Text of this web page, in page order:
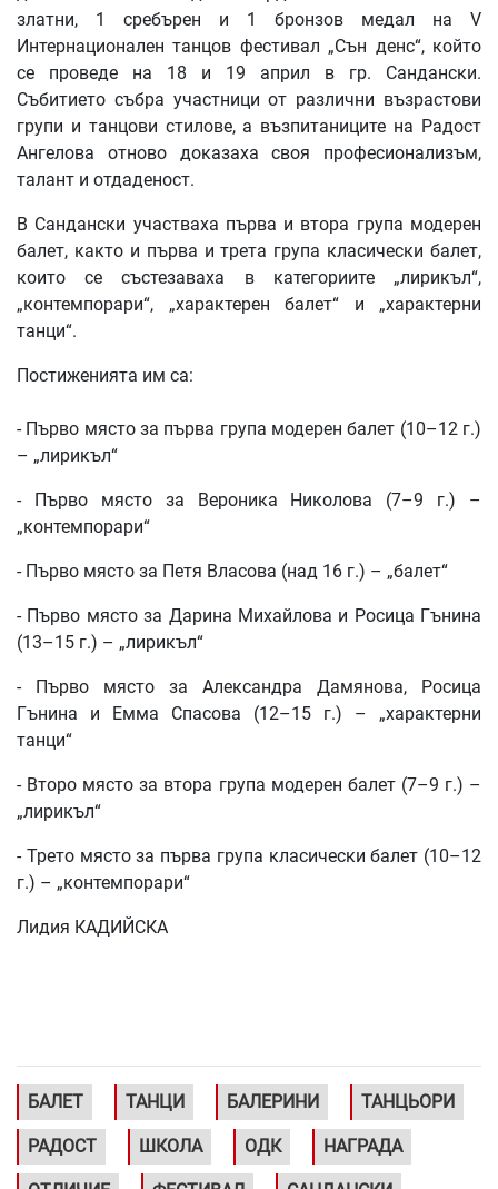
златни, 1 сребърен и 1 бронзов медал на V
Интернационален танцов фестивал „Сън денс“, който
се проведе на 18 и 19 април в гр. Сандански.
Събитието събра участници от различни възрастови
групи и танцови стилове, а възпитаниците на Радост
Ангелова отново доказаха своя професионализъм,
талант и отдаденост.
В Сандански участваха първа и втора група модерен
балет, както и първа и трета група класически балет,
които се състезаваха в категориите „лирикъл“,
„контемпорари“, „характерен балет“ и „характерни
танци“.
Постиженията им са:
- Първо място за първа група модерен балет (10–12 г.)
– „лирикъл“
- Първо място за Вероника Николова (7–9 г.) –
„контемпорари“
- Първо място за Петя Власова (над 16 г.) – „балет“
- Първо място за Дарина Михайлова и Росица Гънина
(13–15 г.) – „лирикъл“
- Първо място за Александра Дамянова, Росица
Гънина и Емма Спасова (12–15 г.) – „характерни
танци“
- Второ място за втора група модерен балет (7–9 г.) –
„лирикъл“
- Трето място за първа група класически балет (10–12
г.) – „контемпорари“
Лидия КАДИЙСКА
БАЛЕТ ТАНЦИ БАЛЕРИНИ ТАНЦЬОРИ
РАДОСТ ШКОЛА ОДК НАГРАДА